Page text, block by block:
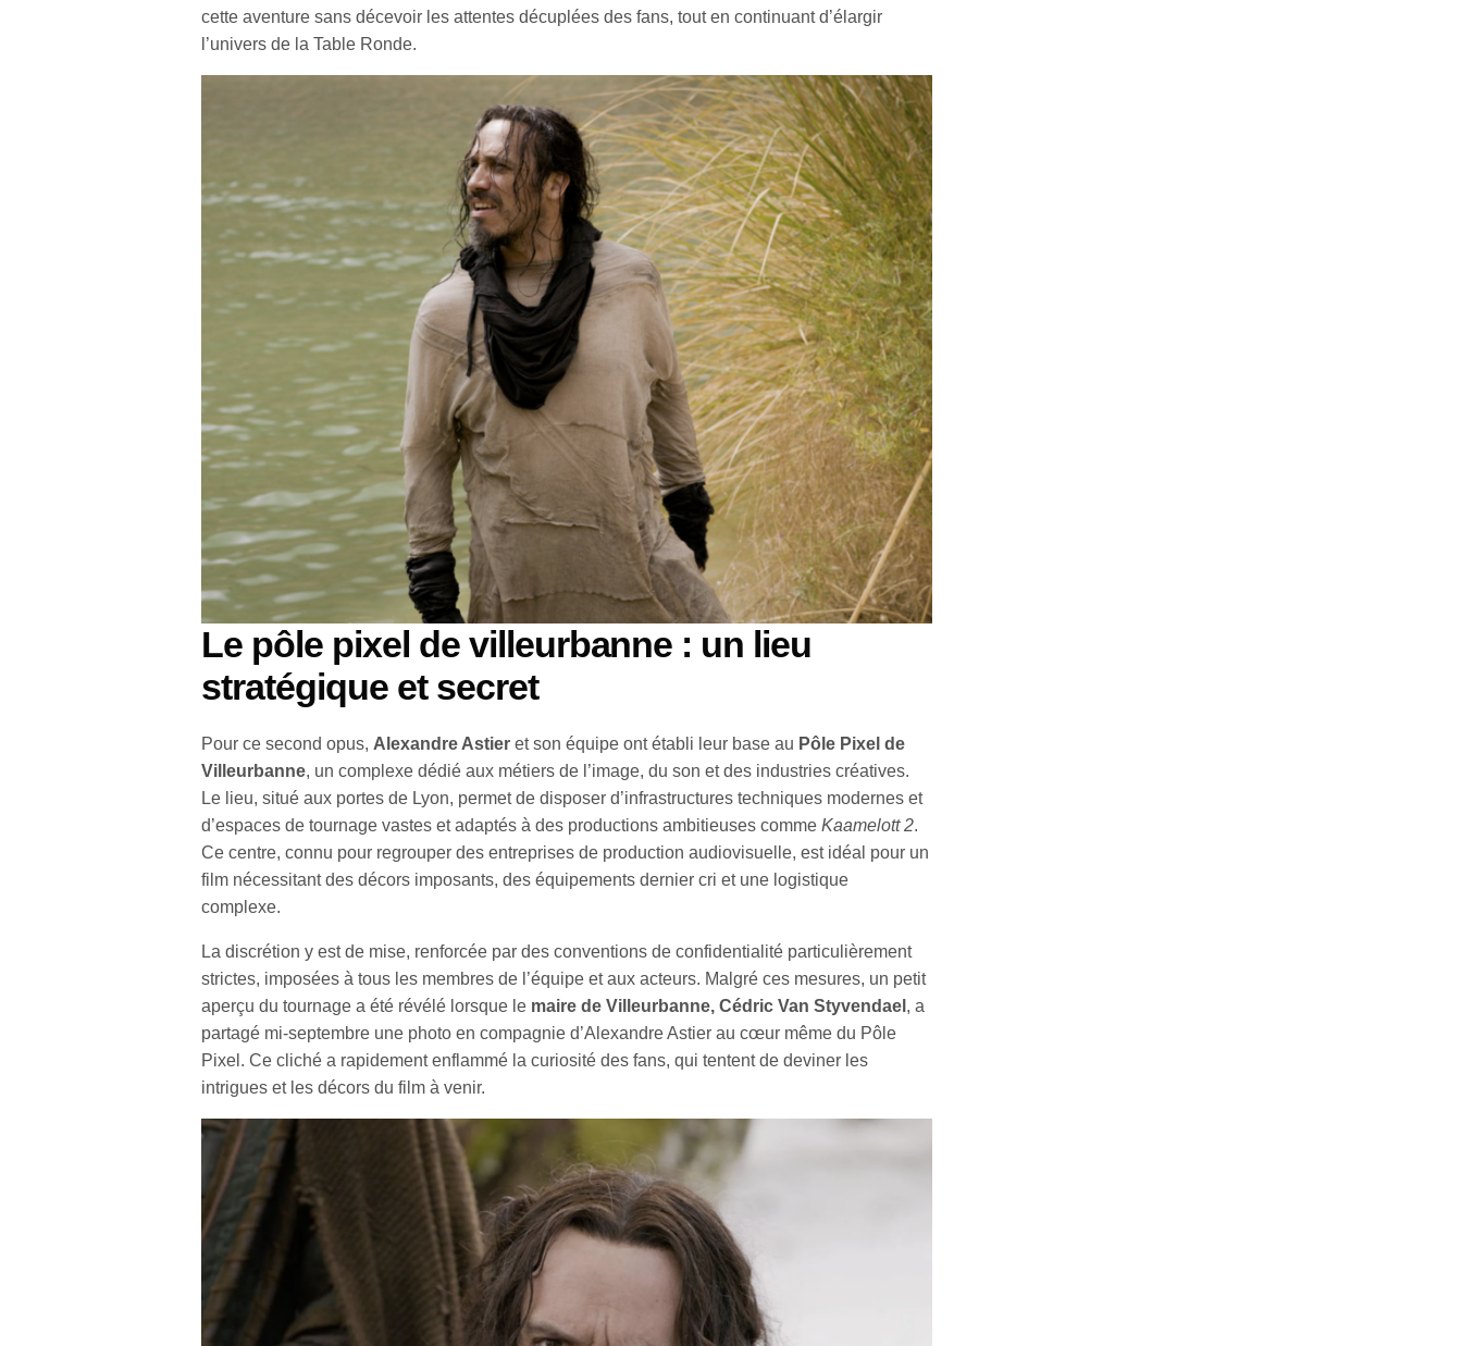
cette aventure sans décevoir les attentes décuplées des fans, tout en continuant d’élargir
l’univers de la Table Ronde.
Le pôle pixel de villeurbanne : un lieu
stratégique et secret
Pour ce second opus, Alexandre Astieret son équipe ont établi leur base au Pôle Pixel de
Villeurbanne, un complexe dédié aux métiers de l’image, du son et des industries créatives.
Le lieu, situé aux portes de Lyon, permet de disposer d’infrastructures techniques modernes et
d’espaces de tournage vastes et adaptés à des productions ambitieuses commeKaamelott 2.
Ce centre, connu pour regrouper des entreprises de production audiovisuelle, est idéal pour un
film nécessitant des décors imposants, des équipements dernier cri et une logistique
complexe.
La discrétion y est de mise, renforcée par des conventions de confidentialité particulièrement
strictes, imposées à tous les membres de l’équipe et aux acteurs. Malgré ces mesures, un petit
aperçu du tournage a été révélé lorsque le maire de Villeurbanne, Cédric Van Styvendael , a
partagé mi-septembre une photo en compagnie d’Alexandre Astier au cœur même du Pôle
Pixel. Ce cliché a rapidement enflammé la curiosité des fans, qui tentent de deviner les
intrigues et les décors du film à venir.